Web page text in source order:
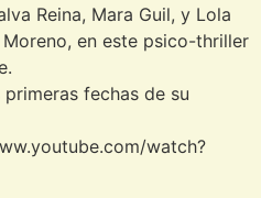
Reina, Mara Guil, y Lola
en este psico-thriller
fechas de su
watch?